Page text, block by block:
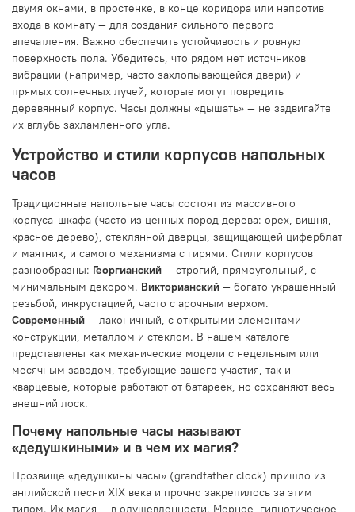
двумя окнами, в простенке, в конце коридора или напротив
входа в комнату — для создания сильного первого
впечатления. Важно обеспечить устойчивость и ровную
поверхность пола. Убедитесь, что рядом нет источников
вибрации (например, часто захлопывающейся двери) и
прямых солнечных лучей, которые могут повредить
деревянный корпус. Часы должны «дышать» — не задвигайте
их вглубь захламленного угла.
Устройство и стили корпусов напольных
часов
Традиционные напольные часы состоят из массивного
корпуса-шкафа (часто из ценных пород дерева: орех, вишня,
красное дерево), стеклянной дверцы, защищающей циферблат
и маятник, и самого механизма с гирями. Стили корпусов
разнообразны: Георгианский — строгий, прямоугольный, с
минимальным декором. Викторианский — богато украшенный
резьбой, инкрустацией, часто с арочным верхом.
Современный — лаконичный, с открытыми элементами
конструкции, металлом и стеклом. В нашем каталоге
представлены как механические модели с недельным или
месячным заводом, требующие вашего участия, так и
кварцевые, которые работают от батареек, но сохраняют весь
внешний лоск.
Почему напольные часы называют
«дедушкиными» и в чем их магия?
Прозвище «дедушкины часы» (grandfather clock) пришло из
английской песни XIX века и прочно закрепилось за этим
типом. Их магия — в одушевленности. Мерное, гипнотическое